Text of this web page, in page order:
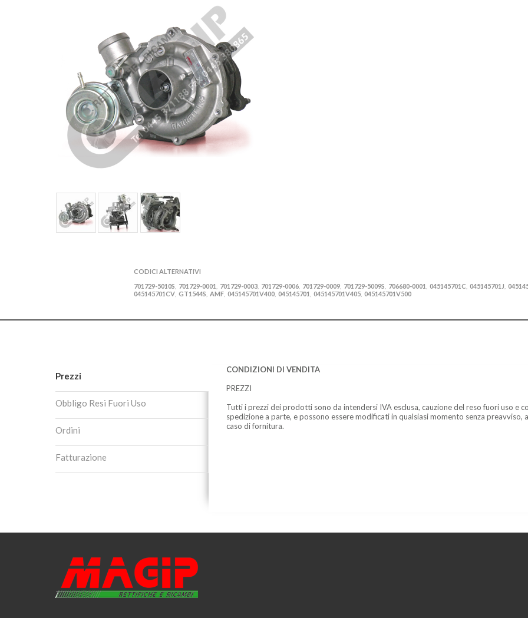
CODICI ALTERNATIVI
701729-5010S
701729-0001 701729-0003 701729-0006 701729-0009 701729-5009S 706680-0001 045145701C 045145701J
045145701CV GT1544S AMF 045145701V400 045145701 045145701V405 045145701V500
Prezzi
Obbligo Resi Fuori Uso
Ordini
Fatturazione
CONDIZIONI DI VENDITA
PREZZI
Tutti i prezzi dei prodotti sono da intendersi IVA esclusa, cauzione del reso fuori uso e
spedizione a parte, e possono essere modificati in qualsiasi momento senza preavviso,
caso di fornitura.